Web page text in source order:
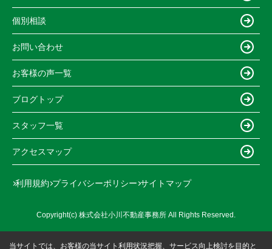
個別相談
お問い合わせ
お客様の声一覧
ブログトップ
スタッフ一覧
アクセスマップ
利用規約 プライバシーポリシー サイトマップ
Copyright(c) 株式会社小川不動産事務所 All Rights Reserved.
当サイトでは、お客様の当サイト利用状況把握、サービス向上検討を目的と